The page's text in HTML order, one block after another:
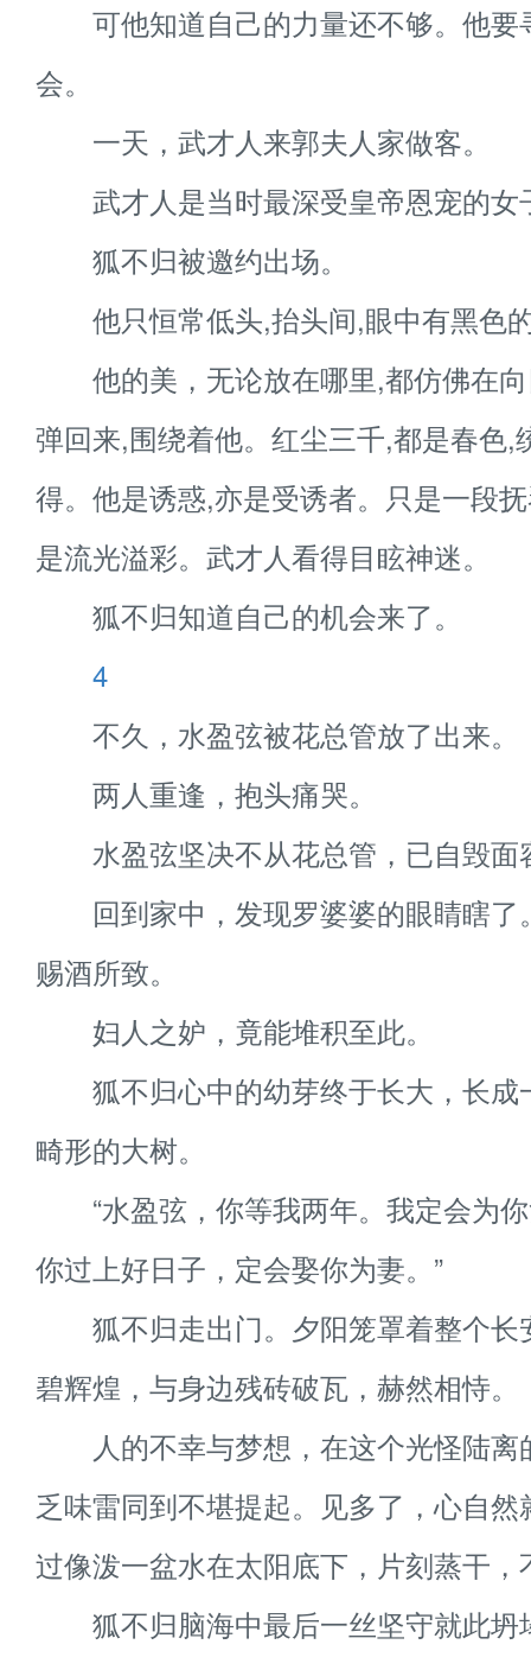
可他知道自己的力量还不够。他要
会。
一天，武才人来郭夫人家做客。
武才人是当时最深受皇帝恩宠的女
狐不归被邀约出场。
他只恒常低头,抬头间,眼中有黑色
他的美，无论放在哪里,都仿佛在向
弹回来,围绕着他。红尘三千,都是春色,
得。他是诱惑,亦是受诱者。只是一段
是流光溢彩。武才人看得目眩神迷。
狐不归知道自己的机会来了。
4
不久，水盈弦被花总管放了出来。
两人重逢，抱头痛哭。
水盈弦坚决不从花总管，已自毁面
回到家中，发现罗婆婆的眼睛瞎了
赐酒所致。
妇人之妒，竟能堆积至此。
狐不归心中的幼芽终于长大，长成
畸形的大树。
“水盈弦，你等我两年。我定会为
你过上好日子，定会娶你为妻。”
狐不归走出门。夕阳笼罩着整个长
碧辉煌，与身边残砖破瓦，赫然相恃。
人的不幸与梦想，在这个光怪陆离
乏味雷同到不堪提起。见多了，心自
过像泼一盆水在太阳底下，片刻蒸干，
狐不归脑海中最后一丝坚守就此坍